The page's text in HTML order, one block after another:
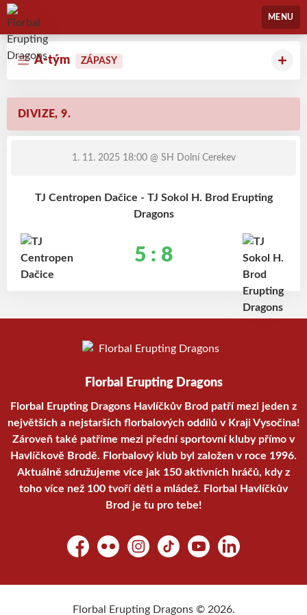
Florbal Erupting Dragons
MENU
A-tým ZÁPASY
DIVIZE, 9.
1. 11. 2025 18:00@ SH Dolní Cerekev
TJ Centropen Dačice - TJ Sokol H. Brod Erupting
Dragons
5 : 8
Florbal Erupting Dragons
Florbal Erupting Dragons Havlíčkův Brod patří mezi jeden z
největších a nejstarších florbalových oddílů v Kraji Vysočina!
Zároveň také patříme mezi přední sportovní kluby přímo v
Havlíčkově Brodě. Florbalový klub byl založen v roce 1996.
Aktuálně sdružujeme více jak 150 aktivních hráčů, kdy z
toho více než 100 tvoří děti a mládež. Florbal Havlíčkův
Brod je tu pro tebe!
FacebookFlickr Instagram
TikTok YouTubeLinkedIn
Florbal Erupting Dragons © 2026.